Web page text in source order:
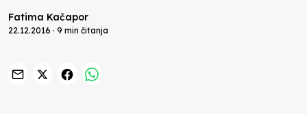
Fatima Kačapor
22.12.2016 · 9 min čitanja